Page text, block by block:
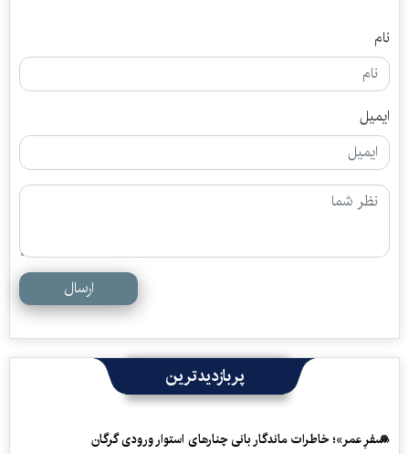
نام
ایمیل
ارسال
پربازدیدترین
«سفرِ عمر»؛ خاطرات ماندگار بانی چنارهای استوار ورودی گرگان